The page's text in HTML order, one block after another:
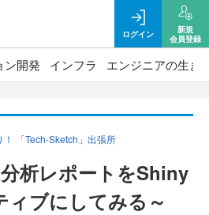
ログイン
新規
会員登録
ン開発 インフラ エンジニアの生き
「Tech-Sketch」出張所
析レポートをShiny
ィブにしてみる～